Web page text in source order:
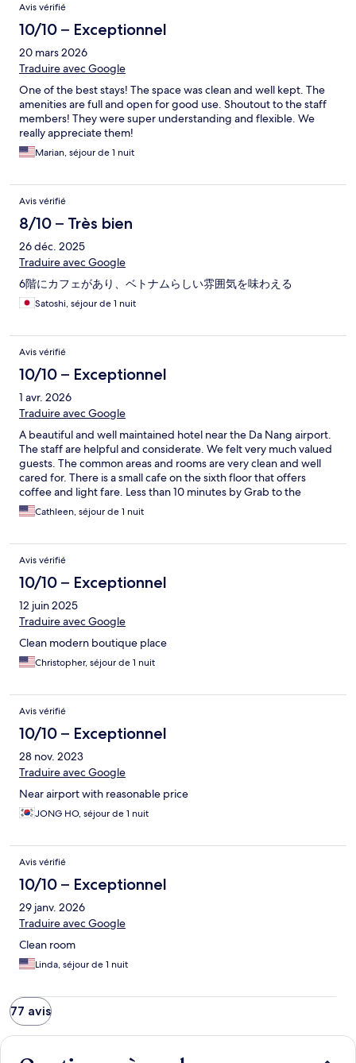
Avis vérifié
10/10 – Exceptionnel
20 mars 2026
Traduire avec Google
One of the best stays! The space was clean and well kept. The
amenities are full and open for good use. Shoutout to the staff
members! They were super understanding and flexible. We
really appreciate them!
Marian, séjour de 1 nuit
Avis vérifié
8/10 – Très bien
26 déc. 2025
Traduire avec Google
6階にカフェがあり、ベトナムらしい雰囲気を味わえる
Satoshi, séjour de 1 nuit
Avis vérifié
10/10 – Exceptionnel
1 avr. 2026
Traduire avec Google
A beautiful and well maintained hotel near the Da Nang airport.
The staff are helpful and considerate. We felt very much valued
guests. The common areas and rooms are very clean and well
cared for. There is a small cafe on the sixth floor that offers
coffee and light fare. Less than 10 minutes by Grab to the
airport. Highly recommend this hotel.
Cathleen, séjour de 1 nuit
Avis vérifié
10/10 – Exceptionnel
12 juin 2025
Traduire avec Google
Clean modern boutique place
Christopher, séjour de 1 nuit
Avis vérifié
10/10 – Exceptionnel
28 nov. 2023
Traduire avec Google
Near airport with reasonable price
JONG HO, séjour de 1 nuit
Avis vérifié
10/10 – Exceptionnel
29 janv. 2026
Traduire avec Google
Clean room
Linda, séjour de 1 nuit
77 avis